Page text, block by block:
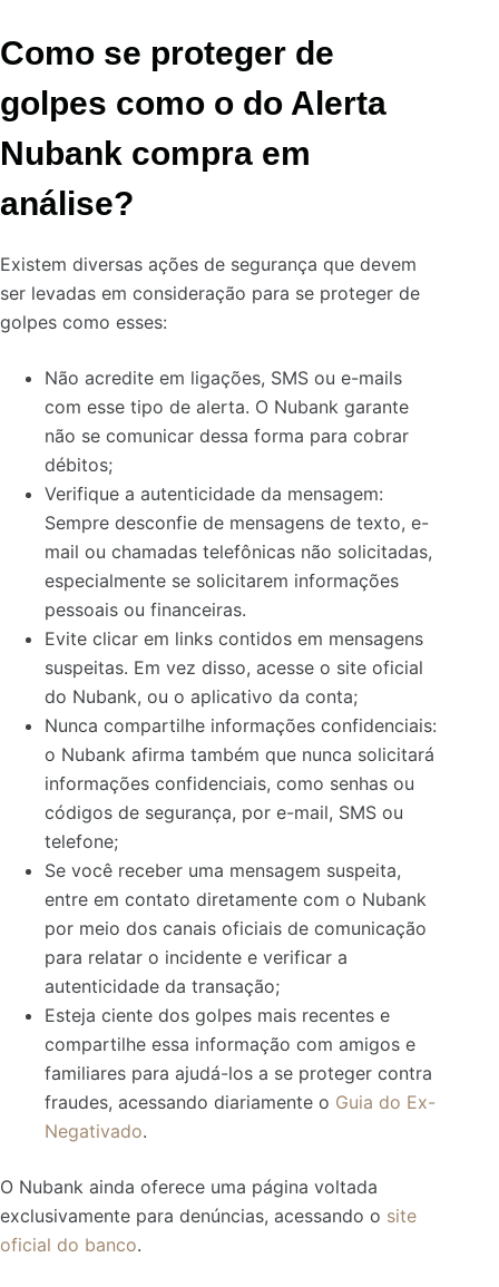
Como se proteger de
golpes como o do Alerta
Nubank compra em
análise?
Existem diversas ações de segurança que devem
ser levadas em consideração para se proteger de
golpes como esses:
Não acredite em ligações, SMS ou e-mails
com esse tipo de alerta. O Nubank garante
não se comunicar dessa forma para cobrar
débitos;
Verifique a autenticidade da mensagem:
Sempre desconfie de mensagens de texto, e-
mail ou chamadas telefônicas não solicitadas,
especialmente se solicitarem informações
pessoais ou financeiras.
Evite clicar em links contidos em mensagens
suspeitas. Em vez disso, acesse o site oficial
do Nubank, ou o aplicativo da conta;
Nunca compartilhe informações confidenciais:
o Nubank afirma também que nunca solicitará
informações confidenciais, como senhas ou
códigos de segurança, por e-mail, SMS ou
telefone;
Se você receber uma mensagem suspeita,
entre em contato diretamente com o Nubank
por meio dos canais oficiais de comunicação
para relatar o incidente e verificar a
autenticidade da transação;
Esteja ciente dos golpes mais recentes e
compartilhe essa informação com amigos e
familiares para ajudá-los a se proteger contra
fraudes, acessando diariamente o Guia do Ex-
Negativado.
O Nubank ainda oferece uma página voltada
exclusivamente para denúncias, acessando o site
oficial do banco.